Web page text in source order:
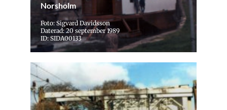
Norsholm
Foto: Sigvard Davidsson
Daterad: 20 september 1989
ID: SIDA00133